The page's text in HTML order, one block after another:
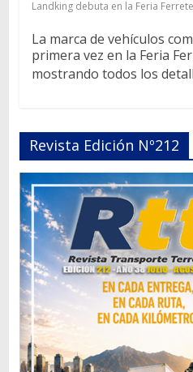
Landking debuta en la Feria
La marca de vehículos
primera vez en la Feria
mostrando todos los
Revista Edición Nº212